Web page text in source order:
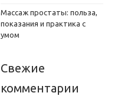
Массаж простаты: польза,
показания и практика с
умом
Свежие
комментарии